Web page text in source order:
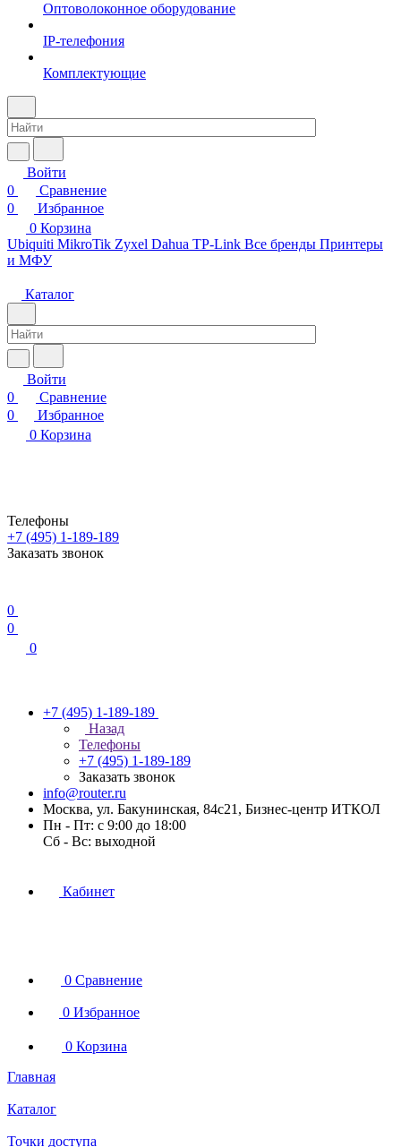
Оптоволоконное оборудование
IP-телефония
Комплектующие
Войти
0
Сравнение
0
Избранное
0 Корзина
Ubiquiti MikroTik Zyxel Dahua TP-Link Все бренды Принтеры
и МФУ
Каталог
Войти
0
Сравнение
0
Избранное
0 Корзина
Телефоны
+7 (495) 1-189-189
Заказать звонок
0
0
0
+7 (495) 1-189-189
Назад
Телефоны
+7 (495) 1-189-189
Заказать звонок
info@router.ru
Москва, ул. Бакунинская, 84с21, Бизнес-центр ИТКОЛ
Пн - Пт: с 9:00 до 18:00
Cб - Вс: выходной
Кабинет
0 Сравнение
0 Избранное
0 Корзина
Главная
Каталог
Точки доступа